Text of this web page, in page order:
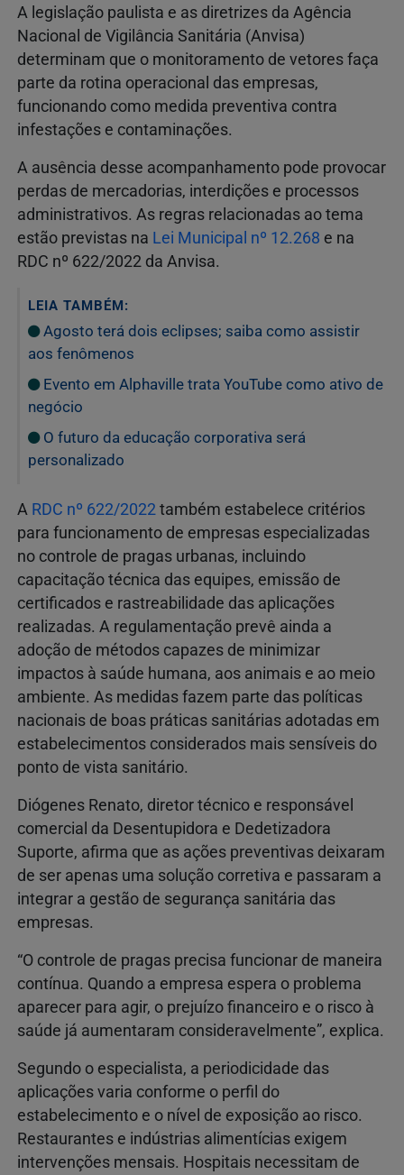
A legislação paulista e as diretrizes da Agência
Nacional de Vigilância Sanitária (Anvisa)
determinam que o monitoramento de vetores faça
parte da rotina operacional das empresas,
funcionando como medida preventiva contra
infestações e contaminações.
A ausência desse acompanhamento pode provocar
perdas de mercadorias, interdições e processos
administrativos. As regras relacionadas ao tema
estão previstas na Lei Municipal nº 12.268 e na
RDC nº 622/2022 da Anvisa.
LEIA TAMBÉM:
Agosto terá dois eclipses; saiba como assistir
aos fenômenos
Evento em Alphaville trata YouTube como ativo de
negócio
O futuro da educação corporativa será
personalizado
A RDC nº 622/2022 também estabelece critérios
para funcionamento de empresas especializadas
no controle de pragas urbanas, incluindo
capacitação técnica das equipes, emissão de
certificados e rastreabilidade das aplicações
realizadas. A regulamentação prevê ainda a
adoção de métodos capazes de minimizar
impactos à saúde humana, aos animais e ao meio
ambiente. As medidas fazem parte das políticas
nacionais de boas práticas sanitárias adotadas em
estabelecimentos considerados mais sensíveis do
ponto de vista sanitário.
Diógenes Renato, diretor técnico e responsável
comercial da Desentupidora e Dedetizadora
Suporte, afirma que as ações preventivas deixaram
de ser apenas uma solução corretiva e passaram a
integrar a gestão de segurança sanitária das
empresas.
“O controle de pragas precisa funcionar de maneira
contínua. Quando a empresa espera o problema
aparecer para agir, o prejuízo financeiro e o risco à
saúde já aumentaram consideravelmente”, explica.
Segundo o especialista, a periodicidade das
aplicações varia conforme o perfil do
estabelecimento e o nível de exposição ao risco.
Restaurantes e indústrias alimentícias exigem
intervenções mensais. Hospitais necessitam de